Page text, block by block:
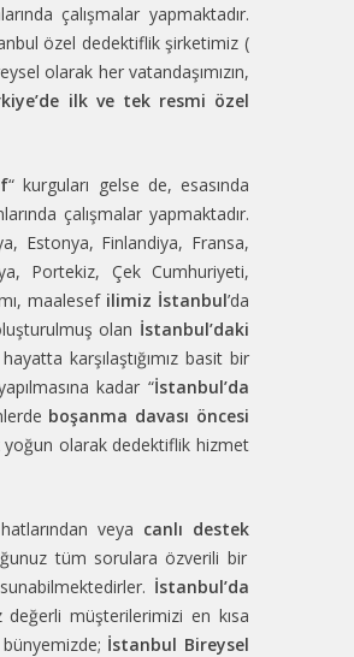
çalışmalar yapmaktadır.
özel dedektiflikşirketimiz (
olarak her vatandaşımızın,
ilk ve tek resmi özel
“ kurguları gelse de, esasında
çalışmalar yapmaktadır.
Estonya, Finlandiya, Fransa,
Portekiz, Çek Cumhuriyeti,
maalesef ilimiz İstanbul’da
olan İstanbul’daki
karşılaştığımız basit bir
kadar “İstanbul’da
boşanma davası öncesi
olarak dedektiflik hizmet
veya canlı destek
tüm sorulara özverili bir
İstanbul’da
müşterilerimizi en kısa
İstanbul Bireysel